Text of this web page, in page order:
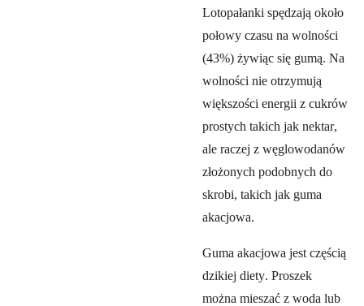
Lotopałanki spędzają około
połowy czasu na wolności
(43%) żywiąc się gumą. Na
wolności nie otrzymują
większości energii z cukrów
prostych takich jak nektar,
ale raczej z węglowodanów
złożonych podobnych do
skrobi, takich jak guma
akacjowa.
Guma akacjowa jest częścią
dzikiej diety. Proszek
można mieszać z woda lub